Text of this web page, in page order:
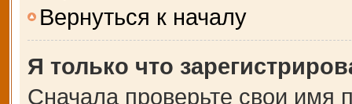
Вернуться к началу
Я только что
Сначала проверьте свои имя